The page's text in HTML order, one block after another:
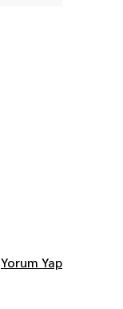
Yorum Yap